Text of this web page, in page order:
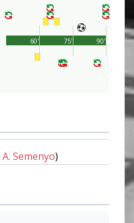
90'
60' 75'
A. Semenyo)